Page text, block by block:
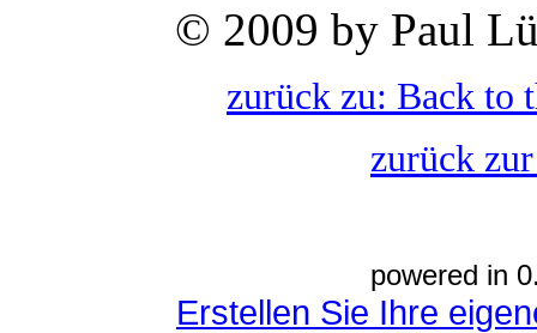
© 2009 by Paul
zurück zu: Back to
zurück
powered in
Erstellen Sie Ihre